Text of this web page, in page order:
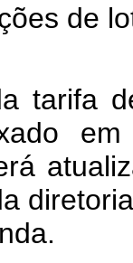
de
tarifa
em